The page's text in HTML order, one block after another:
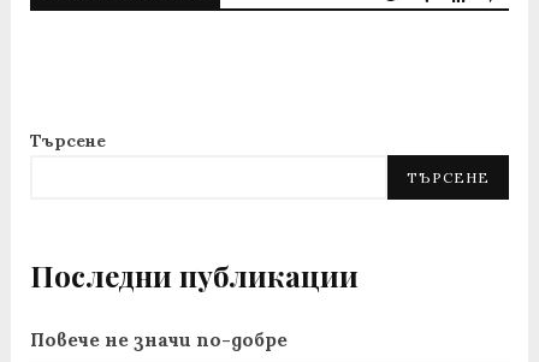
Търсене
ТЪРСЕНЕ
Последни публикации
Повече не значи по-добре